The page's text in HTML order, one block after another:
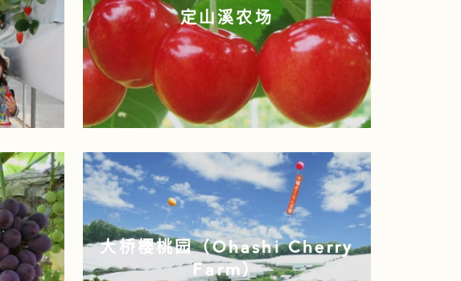
定山溪农场
大桥樱桃园（Ohashi Cherry
Farm）